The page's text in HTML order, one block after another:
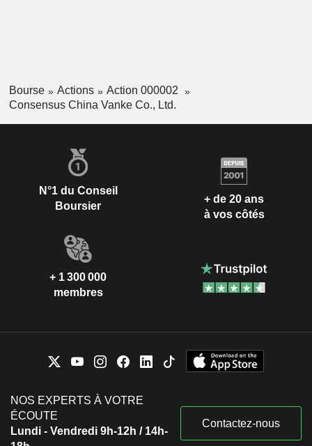
Bourse Actions
Action 000002
Consensus China Vanke Co., Ltd.
N°1 du Conseil
Boursier
+ de 20 ans
à vos côtés
+ 1 300 000
membres
NOS EXPERTS À VOTRE
ÉCOUTE
Lundi - Vendredi 9h-12h / 14h-
Contactez-nous